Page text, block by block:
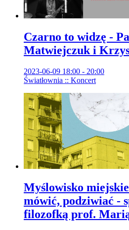
Czarno to widzę -
Matwiejczuk i
2023-06-09 18:00 - 20:00
Światłownia :: Koncert
Myślowisko
mówić, podziwiać -
filozofką prof.